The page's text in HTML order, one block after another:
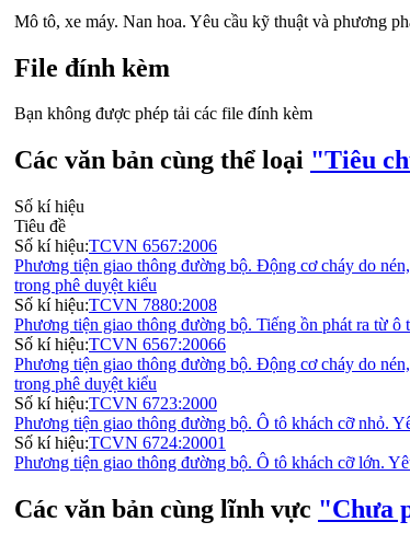
Mô tô, xe máy. Nan hoa. Yêu cầu kỹ thuật và phương
File đính kèm
Bạn không được phép tải các file đính kèm
Các văn bản cùng thể loại "Tiêu
Số kí hiệu
Tiêu đề
Số kí hiệu:TCVN 6567:2006
Phương tiện giao thông đường bộ. Động cơ cháy do
trong phê duyệt kiểu
Số kí hiệu:TCVN 7880:2008
Phương tiện giao thông đường bộ. Tiếng ồn phát ra từ
Số kí hiệu:TCVN 6567:20066
Phương tiện giao thông đường bộ. Động cơ cháy do
trong phê duyệt kiểu
Số kí hiệu:TCVN 6723:2000
Phương tiện giao thông đường bộ. Ô tô khách cỡ nhỏ.
Số kí hiệu:TCVN 6724:20001
Phương tiện giao thông đường bộ. Ô tô khách cỡ lớn.
Các văn bản cùng lĩnh vực "Chưa